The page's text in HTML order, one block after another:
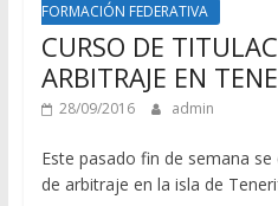
FORMACIÓN FEDERATIVA
CURSO DE
ARBITRAJE EN
28/09/2016 admin
Este pasado fin de semana
de arbitraje en la isla de